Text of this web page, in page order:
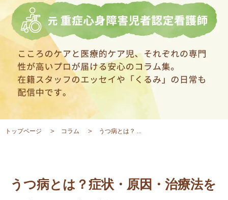
トップページ コラム うつ病とは？ ...
うつ病とは？症状・原因・治療法を